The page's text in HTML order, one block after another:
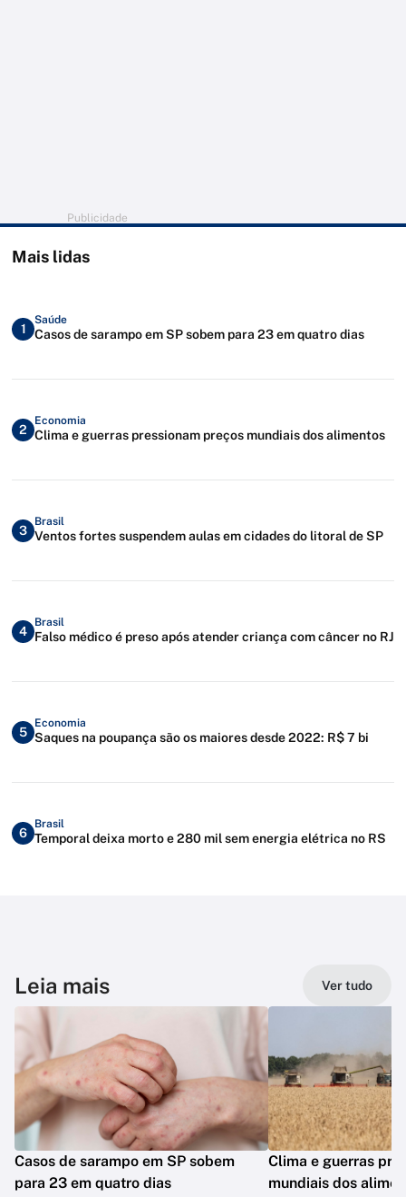
Publicidade
Mais lidas
1
Saúde
Casos de sarampo em SP sobem para 23 em quatro dias
2
Economia
Clima e guerras pressionam preços mundiais dos alimentos
3
Brasil
Ventos fortes suspendem aulas em cidades do litoral de SP
4
Brasil
Falso médico é preso após atender criança com câncer no RJ
5
Economia
Saques na poupança são os maiores desde 2022: R$ 7 bi
6
Brasil
Temporal deixa morto e 280 mil sem energia elétrica no RS
Leia mais Ver tudo
Casos de sarampo em SP sobem
para 23 em quatro dias
Clima e guerras
mundiais dos